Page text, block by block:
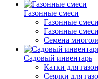
Газонные смеси
Газонные
Газонные
Семена
Садовый инвентарь
Катки для
Сеялки для